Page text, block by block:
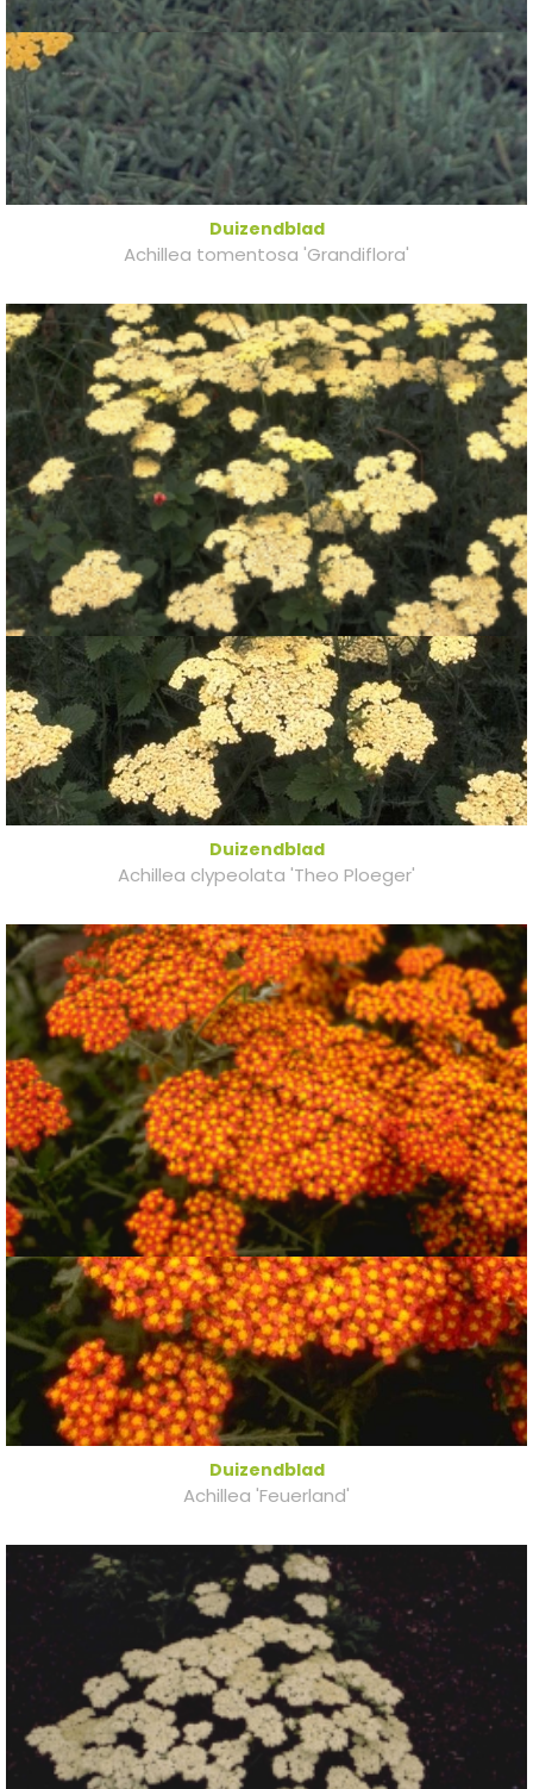
Duizendblad
Achillea tomentosa 'Grandiflora'
Duizendblad
Achillea clypeolata 'Theo Ploeger'
Duizendblad
Achillea 'Feuerland'